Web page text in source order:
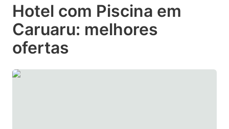
key
to
get
the
keyboard
key
to
keyboard
Hotel com Piscina em
Caruaru: melhores
ofertas